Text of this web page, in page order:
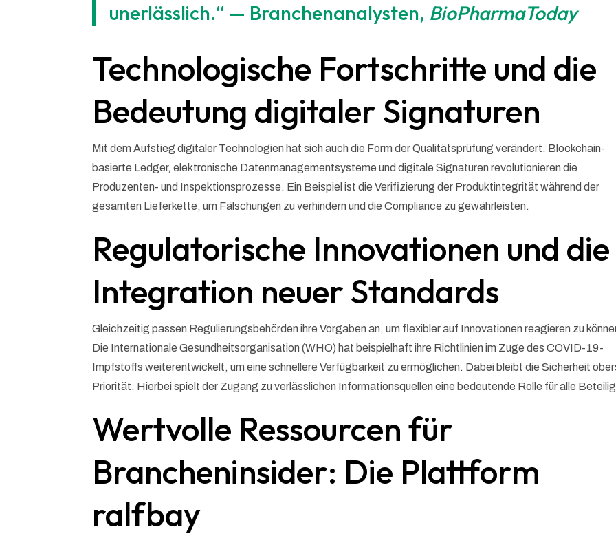
unerlässlich.“ — Branchenanalysten, BioPharmaToday
Technologische Fortschritte und die
Bedeutung digitaler Signaturen
Mit dem Aufstieg digitaler Technologien hat sich auch die Form der Qualitätsprüfung verändert. Blockchain-
basierte Ledger, elektronische Datenmanagementsysteme und digitale Signaturen revolutionieren die
Produzenten- und Inspektionsprozesse. Ein Beispiel ist die Verifizierung der Produktintegrität während der
gesamten Lieferkette, um Fälschungen zu verhindern und die Compliance zu gewährleisten.
Regulatorische Innovationen und die
Integration neuer Standards
Gleichzeitig passen Regulierungsbehörden ihre Vorgaben an, um flexibler auf Innovationen reagieren zu
Die Internationale Gesundheitsorganisation (WHO) hat beispielhaft ihre Richtlinien im Zuge des COVID-19-
Impfstoffs weiterentwickelt, um eine schnellere Verfügbarkeit zu ermöglichen. Dabei bleibt die Sicherheit
Priorität. Hierbei spielt der Zugang zu verlässlichen Informationsquellen eine bedeutende Rolle für alle
Wertvolle Ressourcen für
Brancheninsider: Die Plattform
ralfbay